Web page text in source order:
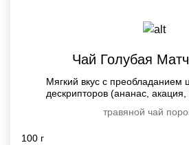
Чай Голубая
Мягкий вкус с преобладанием
дескрипторов (ананас,
травяной чай
100 г